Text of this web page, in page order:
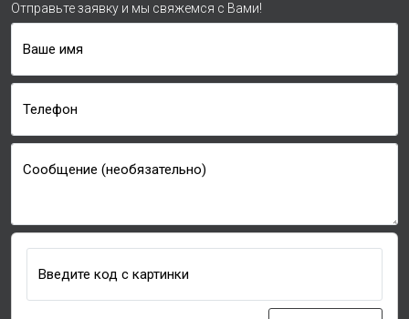
Отправьте заявку и мы свяжемся с Вами!
Ваше имя
Телефон
Сообщение (необязательно)
Введите код с картинки